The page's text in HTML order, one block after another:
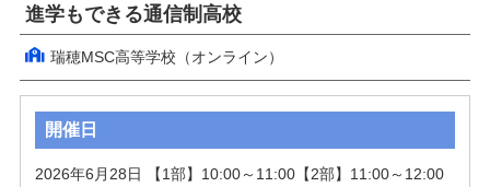
進学もできる通信制高校
瑞穂MSC高等学校（オンライン）
開催日
2026年6月28日 【1部】10:00～11:00【2部】11:00～12:00